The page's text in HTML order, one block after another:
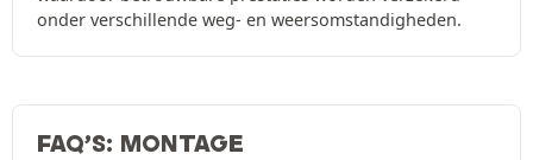
onder verschillende weg- en weersomstandigheden.
FAQ’S: MONTAGE